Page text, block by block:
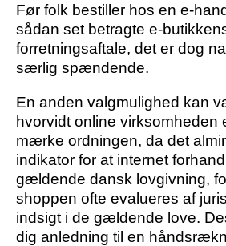
Før folk bestiller hos en e-
sådan set betragte e-
forretningsaftale, det er dog
særlig spændende.
En anden valgmulighed kan
hvorvidt online virksomheden
mærke ordningen, da det
indikator for at internet
gældende dansk lovgivning,
shoppen ofte evalueres af
indsigt i de gældende love.
dig anledning til en